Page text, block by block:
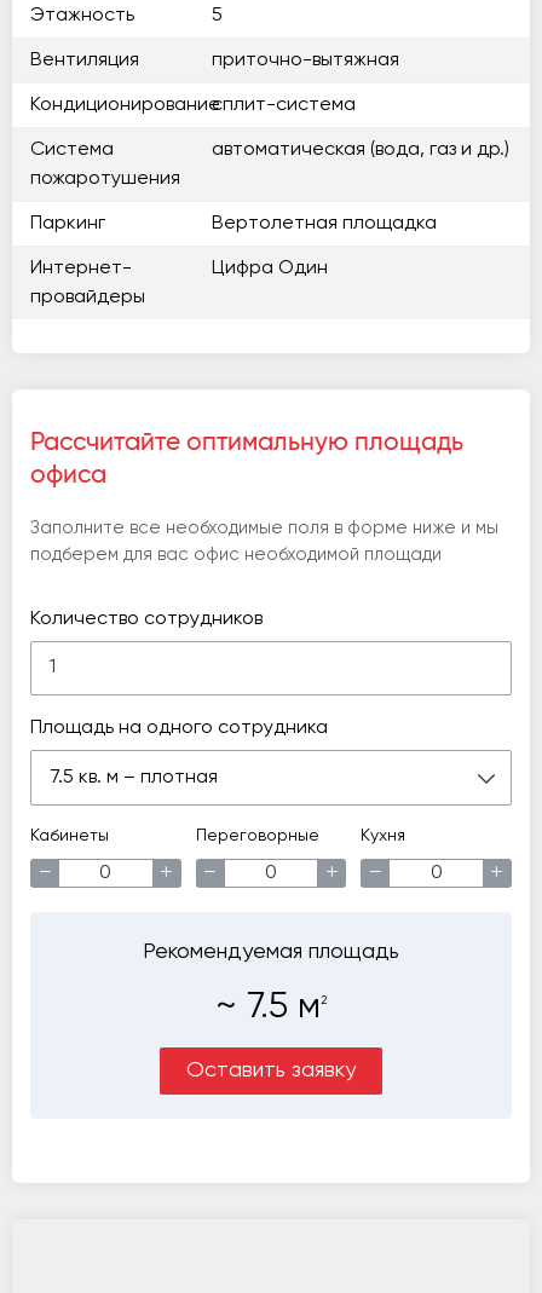
Этажность 5
Вентиляция приточно-вытяжная
Кондиционированиесплит-система
Система
пожаротушения
автоматическая (вода, газ и др.)
Паркинг Вертолетная площадка
Интернет-
провайдеры
Цифра Один
Рассчитайте оптимальную площадь
офиса
Заполните все необходимые поля в форме ниже и мы
подберем для вас офис необходимой площади
Количество сотрудников
Площадь на одного сотрудника
7.5 кв. м – плотная
Кабинеты
− +
Переговорные
− +
Кухня
− +
Рекомендуемая площадь
~ 7.5 м 2
Оставить заявку